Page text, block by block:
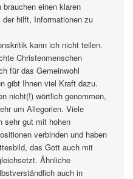
einen klaren
der hilft, Informationen zu
kann ich nicht teilen.
Christenmenschen
für das Gemeinwohl
gibt Ihnen viel Kraft dazu.
nicht(!) wörtlich genommen,
um Allegorien. Viele
sehr gut mit hohen
verbinden und haben
das Gott auch mit
Ähnliche
auch in